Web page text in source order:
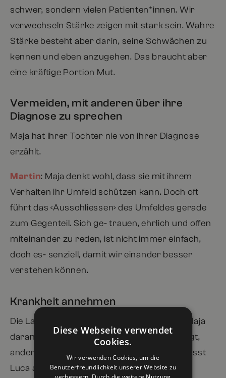
schwer, sondern vielen Patienten*innen. Wir
verwechseln Stärke zeigen mit stark sein. Wahre
Stärke besteht aber darin, seine Schwächen zu
kennen und eben anzugehen. Das braucht aber
eine kräftige Portion Mut.
Vermeiden, mit anderen über ihre
Diagnose zu sprechen
Maja hat ihrer Tochter nie von ihrer Diagnose
erzählt.
Martin: Maja denkt wohl, dass sie mit ihrem
Verhalten ihr Umfeld schützen kann. Doch oft
führt das ‹Ausschliessen› des Umfeldes gerade
zum Gegenteil. Sich ge- trauen, ehrlich und offen
miteinander zu reden, ist nicht immer einfach,
doch es- senziell, damit wir einander besser
verstehen können.
Krankheit annehmen
Die Lage ändert sich, als Backpacker Luca Maja
daran erinnert, dass wahre Stärke darin liegt,
anderen zu vertrauen. Maja gibt nach und lässt
Luca auf dem Traktor mitfahren. Als sie zu
Diese Webseite verwendet
Cookies.
Wir verwenden Cookies, um die
Benutzerfreundlichkeit unserer Website zu